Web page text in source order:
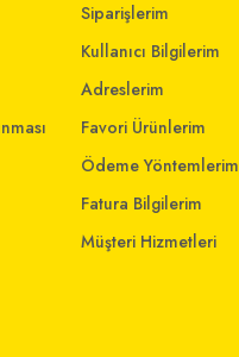
Siparişlerim
Kullanıcı Bilgilerim
Adreslerim
Favori Ürünlerim
Ödeme Yöntemlerim
Fatura Bilgilerim
Müşteri Hizmetleri